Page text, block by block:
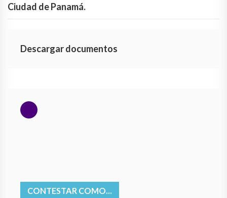
Ciudad de Panamá.
Descargar documentos
CONTESTAR COMO...